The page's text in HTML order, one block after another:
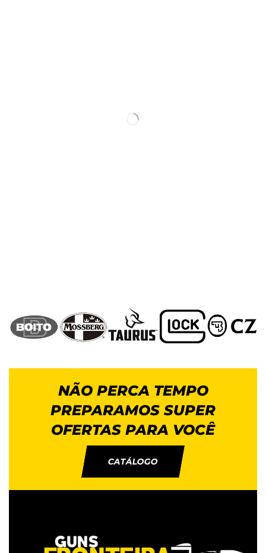
NÃO PERCA TEMPO
PREPARAMOS SUPER
OFERTAS PARA VOCÊ
CATÁLOGO